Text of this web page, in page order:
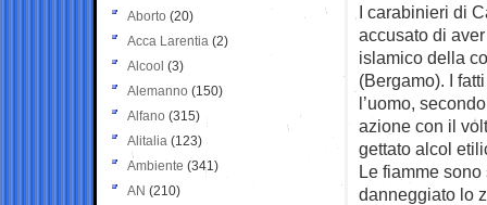
I carabinieri di
accusato di
islamico della
(Bergamo). I
l’uomo,
azione con il
gettato alcol
Le fiamme
danneggiato lo
Aborto (20)
Acca Larentia (2)
Alcool (3)
Alemanno (150)
Alfano (315)
Alitalia (123)
Ambiente (341)
AN (210)